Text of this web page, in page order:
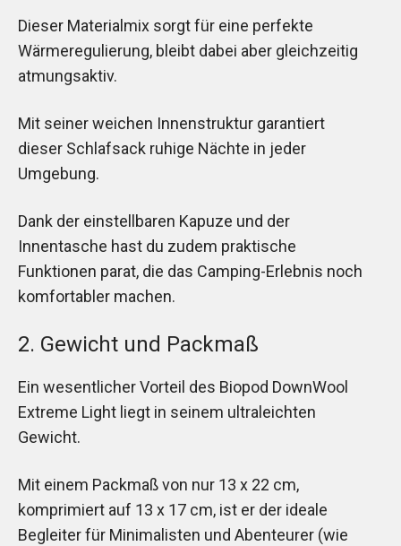
Dieser Materialmix sorgt für eine perfekte
Wärmeregulierung, bleibt dabei aber gleichzeitig
atmungsaktiv.
Mit seiner weichen Innenstruktur garantiert
dieser Schlafsack ruhige Nächte in jeder
Umgebung.
Dank der einstellbaren Kapuze und der
Innentasche hast du zudem praktische
Funktionen parat, die das Camping-Erlebnis noch
komfortabler machen.
2. Gewicht und Packmaß
Ein wesentlicher Vorteil des Biopod DownWool
Extreme Light liegt in seinem ultraleichten
Gewicht.
Mit einem Packmaß von nur 13 x 22 cm,
komprimiert auf 13 x 17 cm, ist er der ideale
Begleiter für Minimalisten und Abenteurer (wie